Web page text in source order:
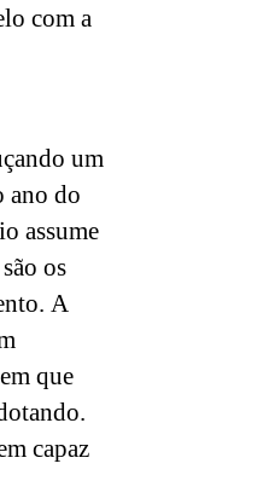
com a
um
ano do
assume
os
A
que
capaz